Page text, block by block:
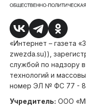
«Интернет – газета
zwezda.su)),
службой по надзору
технологий и
номер ЭЛ № ФС 77 -
Учредитель: ООО